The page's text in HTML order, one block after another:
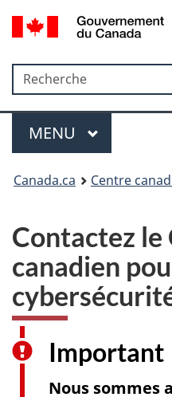
Recherche
Recherche
Menu
MAIN
MENU
Canada.ca Centre
Contactez le
canadien
Important
Nous sommes